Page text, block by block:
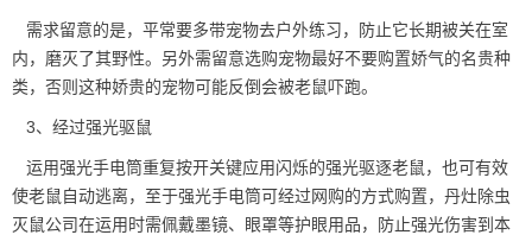
需求留意的是，平常要多带宠物去户外练习，防止它长期被关在室
内，磨灭了其野性。另外需留意选购宠物最好不要购置娇气的名贵种
类，否则这种娇贵的宠物可能反倒会被老鼠吓跑。
3、经过强光驱鼠
运用强光手电筒重复按开关键应用闪烁的强光驱逐老鼠，也可有效
使老鼠自动逃离，至于强光手电筒可经过网购的方式购置，丹灶除虫
灭鼠公司在运用时需佩戴墨镜、眼罩等护眼用品，防止强光伤害到本